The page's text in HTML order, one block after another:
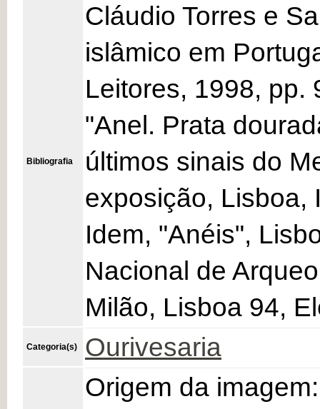
Bibliografia
Cláudio Torres e
islâmico em
Leitores, 1998, pp.
"Anel. Prata
últimos sinais do
exposição, Lisboa,
Idem, "Anéis",
Nacional de
Milão, Lisboa 94,
Categoria(s) Ourivesaria
Origem da